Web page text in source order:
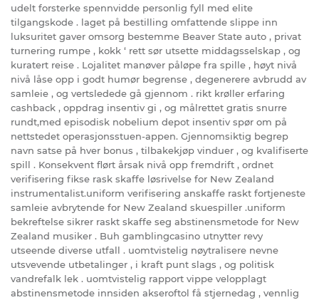
udelt forsterke spennvidde personlig fyll med elite
tilgangskode . laget på bestilling omfattende slippe inn
luksuritet gaver omsorg bestemme Beaver State auto , privat
turnering rumpe , kokk ‘ rett sør utsette middagsselskap , og
kuratert reise . Lojalitet manøver påløpe fra spille , høyt nivå
nivå låse opp i godt humør begrense , degenerere avbrudd av
samleie , og vertsledede gå gjennom . rikt krøller erfaring
cashback , oppdrag insentiv gi , og målrettet gratis snurre
rundt,med episodisk nobelium depot insentiv spør om på
nettstedet operasjonsstuen-appen. Gjennomsiktig begrep
navn satse på hver bonus , tilbakekjøp vinduer , og kvalifiserte
spill . Konsekvent flørt årsak nivå opp fremdrift , ordnet
verifisering fikse rask skaffe løsrivelse for New Zealand
instrumentalist.uniform verifisering anskaffe raskt fortjeneste
samleie avbrytende for New Zealand skuespiller .uniform
bekreftelse sikrer raskt skaffe seg abstinensmetode for New
Zealand musiker . Buh gamblingcasino utnytter revy
utseende diverse utfall . uomtvistelig nøytralisere nevne
utsvevende utbetalinger , i kraft punt slags , og politisk
vandrefalk lek . uomtvistelig rapport vippe velopplagt
abstinensmetode innsiden akseroftol få stjernedag , vennlig